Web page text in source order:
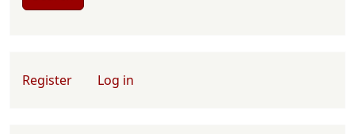
User account menu
Register Log in